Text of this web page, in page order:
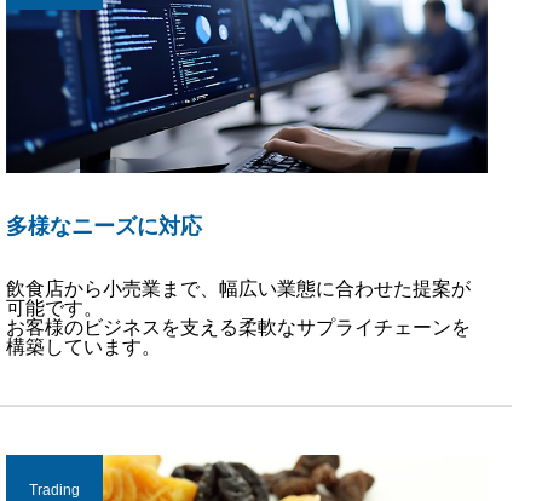
多様なニーズに対応
飲食店から小売業まで、幅広い業態に合わせた提案が
可能です。
お客様のビジネスを支える柔軟なサプライチェーンを
構築しています。
Trading